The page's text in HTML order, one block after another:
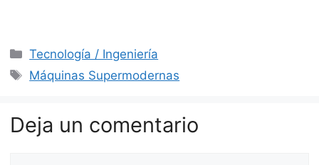
Categorías
Tecnología / Ingeniería
Etiquetas
Máquinas Supermodernas
Deja un comentario